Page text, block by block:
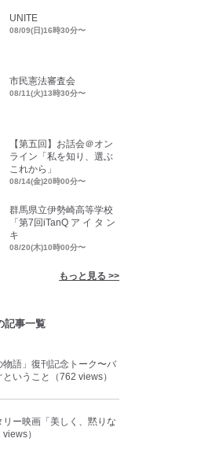
UNITE
08/09(日)16時30分〜
市民憲法審査会
08/11(火)13時30分〜
【第五回】お話会＠オン
ライン「私を知り、選ぶ
これから」
08/14(金)20時00分〜
群馬県立伊勢崎高等学校
「第7回iTanQ ア イ タ ン
キ
08/20(木)10時00分〜
もっと見る >>
記事一覧
物語」復刊記念トーク〜バ
ということ（762 views）
リー映画「美しく、黙りな
）